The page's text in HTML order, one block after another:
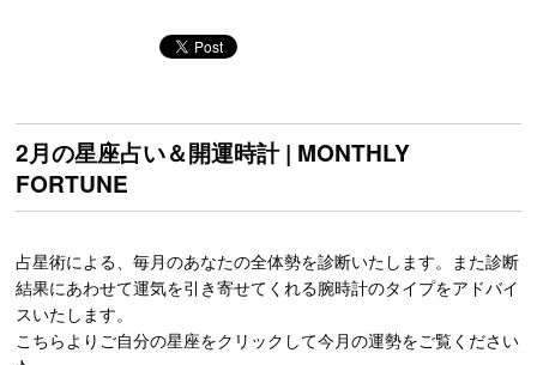
2月の星座占い＆開運時計 | MONTHLY
FORTUNE
占星術による、毎月のあなたの全体勢を診断いたします。また診断
結果にあわせて運気を引き寄せてくれる腕時計のタイプをアドバイ
スいたします。
こちらよりご自分の星座をクリックして今月の運勢をご覧ください